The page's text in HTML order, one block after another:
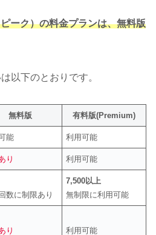
ーク）の料金プランは、無料版
以下のとおりです。
無料版 有料版(Premium)
能 利用可能
り 利用可能
数に制限あり
7,500以上
無制限に利用可能
り 利用可能